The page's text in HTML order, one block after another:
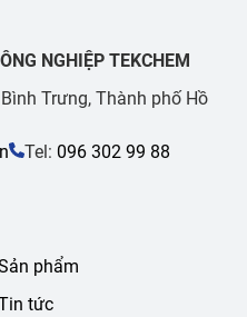
NGHIỆP TEKCHEM
Trưng, Thành phố Hồ
Tel: 096 302 99 88
phẩm
tức